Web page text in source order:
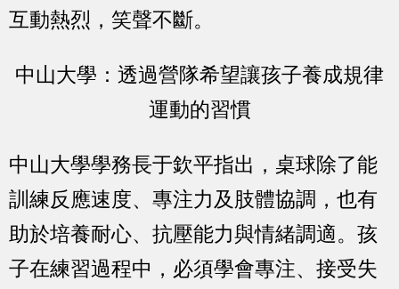
互動熱烈，笑聲不斷。
中山大學：透過營隊希望讓孩子養成規律
運動的習慣
中山大學學務長于欽平指出，桌球除了能
訓練反應速度、專注力及肢體協調，也有
助於培養耐心、抗壓能力與情緒調適。孩
子在練習過程中，必須學會專注、接受失